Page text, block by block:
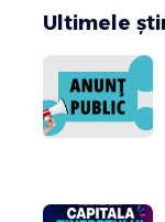
Ultimele